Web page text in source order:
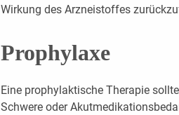
Wirkung des Arzneistoffes
Prophylaxe
Eine prophylaktische Therapie
Schwere oder